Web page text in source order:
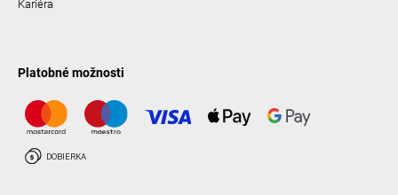
Kariéra
Platobné možnosti